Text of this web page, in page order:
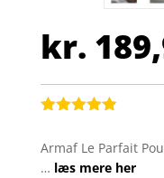
kr.
ud af 5
baseret på
Armaf Le Parfait
… læs mere her